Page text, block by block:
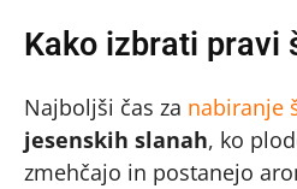
Kako izbrati pravi
Najboljši čas za nabiranje
jesenskih slanah, ko
zmehčajo in postanejo